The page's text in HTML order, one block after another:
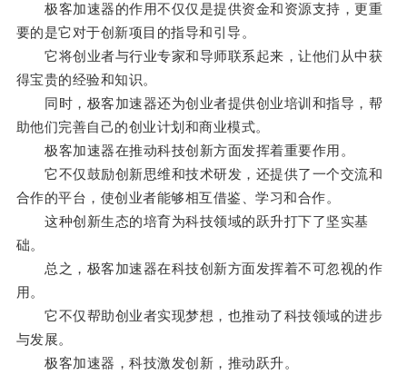
极客加速器的作用不仅仅是提供资金和资源支持，更重
要的是它对于创新项目的指导和引导。
它将创业者与行业专家和导师联系起来，让他们从中获
得宝贵的经验和知识。
同时，极客加速器还为创业者提供创业培训和指导，帮
助他们完善自己的创业计划和商业模式。
极客加速器在推动科技创新方面发挥着重要作用。
它不仅鼓励创新思维和技术研发，还提供了一个交流和
合作的平台，使创业者能够相互借鉴、学习和合作。
这种创新生态的培育为科技领域的跃升打下了坚实基
础。
总之，极客加速器在科技创新方面发挥着不可忽视的作
用。
它不仅帮助创业者实现梦想，也推动了科技领域的进步
与发展。
极客加速器，科技激发创新，推动跃升。